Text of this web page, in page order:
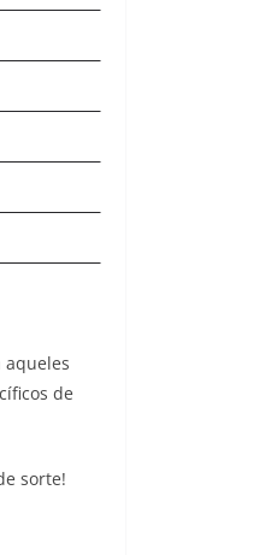
aqueles
de
sorte!